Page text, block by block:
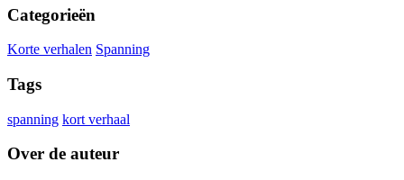
Categorieën
Korte verhalen Spanning
Tags
spanning kort verhaal
Over de auteur